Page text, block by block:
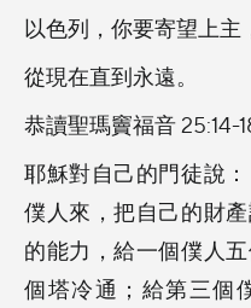
以色列，你要寄望上主
從現在直到永遠。
恭讀聖瑪竇福音 25:14-
耶穌對自己的門徒說
僕人來，把自己的財
的能力，給一個僕人
個塔冷通；給第三個